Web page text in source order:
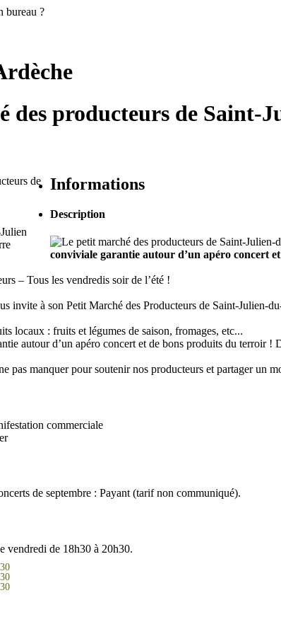
bureau ?
des producteurs de Saint-
de
Informations
Description
conviviale garantie autour d’un apéro concert
– Tous les vendredis soir de l’été !
invite à son Petit Marché des Producteurs de Saint-Julien-
locaux : fruits et légumes de saison, fromages, etc...
autour d’un apéro concert et de bons produits du terroir !
pas manquer pour soutenir nos producteurs et partager un
commerciale
de septembre : Payant (tarif non communiqué).
vendredi de 18h30 à 20h30.